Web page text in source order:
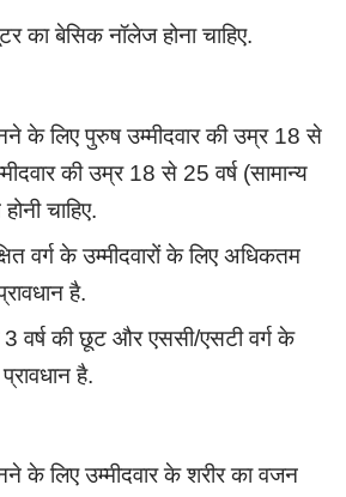
का बेसिक नॉलेज होना चाहिए.
के लिए पुरुष उम्मीदवार की उम्र 18 से
की उम्र 18 से 25 वर्ष (सामान्य
चाहिए.
वर्ग के उम्मीदवारों के लिए अधिकतम
है.
3 वर्ष की छूट और एससी/एसटी वर्ग के
है.
के लिए उम्मीदवार के शरीर का वजन